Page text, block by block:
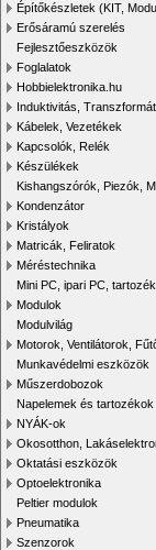
Építőkészletek (KIT,
Erősáramú szerelés
Fejlesztőeszközök
Foglalatok
Hobbielektronika.hu
Induktivitás,
Kábelek, Vezetékek
Kapcsolók, Relék
Készülékek
Kishangszórók, Piezók,
Kondenzátor
Kristályok
Matricák, Feliratok
Méréstechnika
Mini PC, ipari PC,
Modulok
Modulvilág
Motorok, Ventilátorok,
Munkavédelmi eszközök
Műszerdobozok
Napelemek és tartozékok
NYÁK-ok
Okosotthon,
Oktatási eszközök
Optoelektronika
Peltier modulok
Pneumatika
Szenzorok